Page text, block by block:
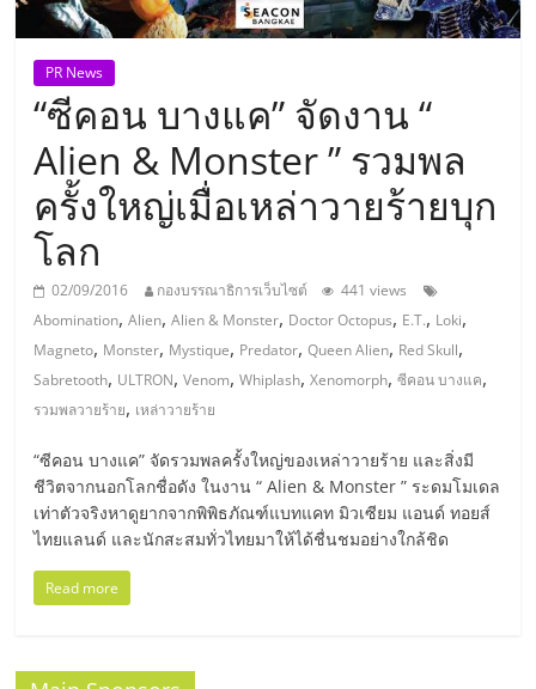
ธุรกิจ
เอ
ส
เอ็
มอี
ไทย,
SMEs,
แฟ
รน
ไชส์,
PR News
“ซีคอน บางแค” จัดงาน “
Alien & Monster ” รวมพล
ครั้งใหญ่เมื่อเหล่าวายร้ายบุก
โลก
02/09/2016 กองบรรณาธิการเว็บไซต์
441 views
Abomination,Alien,Alien & Monster, Doctor Octopus, E.T., Loki,
Magneto, Monster, Mystique, Predator,Queen Alien, Red Skull,
Sabretooth, ULTRON,Venom,Whiplash,Xenomorph,ซีคอน บางแค,
รวมพลวายร้าย, เหล่าวายร้าย
“ซีคอน บางแค” จัดรวมพลครั้งใหญ่ของเหล่าวายร้าย และสิ่งมี
ชีวิตจากนอกโลกชื่อดัง ในงาน “ Alien & Monster ” ระดมโมเดล
เท่าตัวจริงหาดูยากจากพิพิธภัณฑ์แบทแคท มิวเซียม แอนด์ ทอยส์
ไทยแลนด์ และนักสะสมทั่วไทยมาให้ได้ชื่นชมอย่างใกล้ชิด
Read more